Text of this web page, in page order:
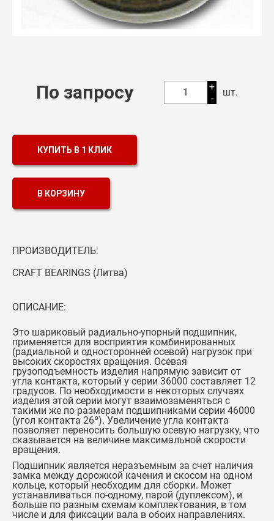
По запросу 1
+
-
шт.
КУПИТЬ В 1 КЛИК
В КОРЗИНУ
ПРОИЗВОДИТЕЛЬ:
CRAFT BEARINGS (Литва)
ОПИСАНИЕ:
Это шариковый радиально-упорный подшипник,
применяется для восприятия комбинированных
(радиальной и односторонней осевой) нагрузок при
высоких скоростях вращения. Осевая
грузоподъемность изделия напрямую зависит от
угла контакта, который у серии 36000 составляет 12
градусов. По необходимости в некоторых случаях
изделия этой серии могут взаимозаменяться с
такими же по размерам подшипниками серии 46000
(угол контакта 26º). Увеличение угла контакта
позволяет переносить большую осевую нагрузку, что
сказывается на величине максимальной скорости
вращения.
Подшипник является неразъемным за счет наличия
замка между дорожкой качения и скосом на одном
кольце, который необходим для сборки. Может
устанавливаться по-одному, парой (дуплексом), и
больше по разным схемам комплектования, в том
числе и для фиксации вала в обоих направлениях.